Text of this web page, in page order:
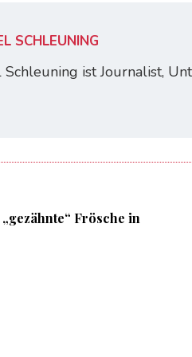
SCHLEUNING
Schleuning ist Journalist,
Frösche in